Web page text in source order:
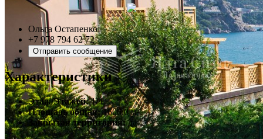
Ольга Остапенко
+7 978 794 62 72
Отправить сообщение
Характеристики
Этаж/Этажей: 1/4
Площадь общая: 1600.0 м²
Закрытая территория: да